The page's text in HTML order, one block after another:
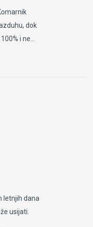
dok
i ne...
letnjih dana
usijati.